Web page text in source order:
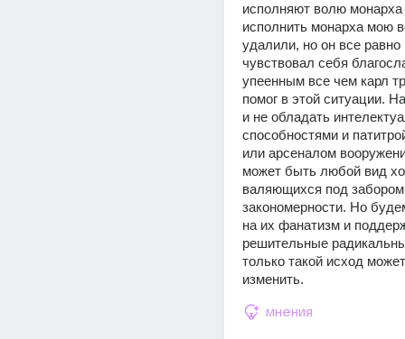
исполняют волю
исполнить монарха мою
удалили, но он все
чувствовал себя
упеенным все чем карл
помог в этой ситуации.
и не обладать
способностями и
или арсеналом
может быть любой вид
валяющихся под
закономерности. Но
на их фанатизм и
решительные
только такой исход
изменить.
мнения